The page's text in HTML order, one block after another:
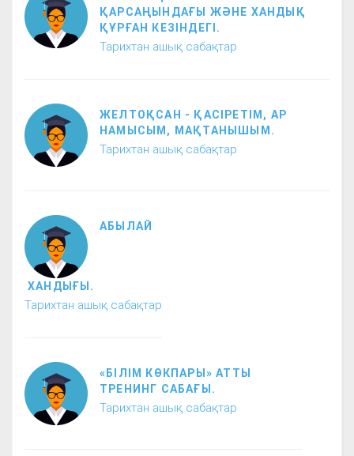
ҚАРСАҢЫНДАҒЫ ЖӘНЕ ХАНДЫҚ
ҚҰРҒАН КЕЗІНДЕГІ.
Тарихтан ашық сабақтар
ЖЕЛТОҚСАН - ҚАСІРЕТІМ, АР
НАМЫСЫМ, МАҚТАНЫШЫМ.
Тарихтан ашық сабақтар
АБЫЛАЙ
ХАНДЫҒЫ.
Тарихтан ашық сабақтар
«БІЛІМ КӨКПАРЫ» АТТЫ
ТРЕНИНГ САБАҒЫ.
Тарихтан ашық сабақтар